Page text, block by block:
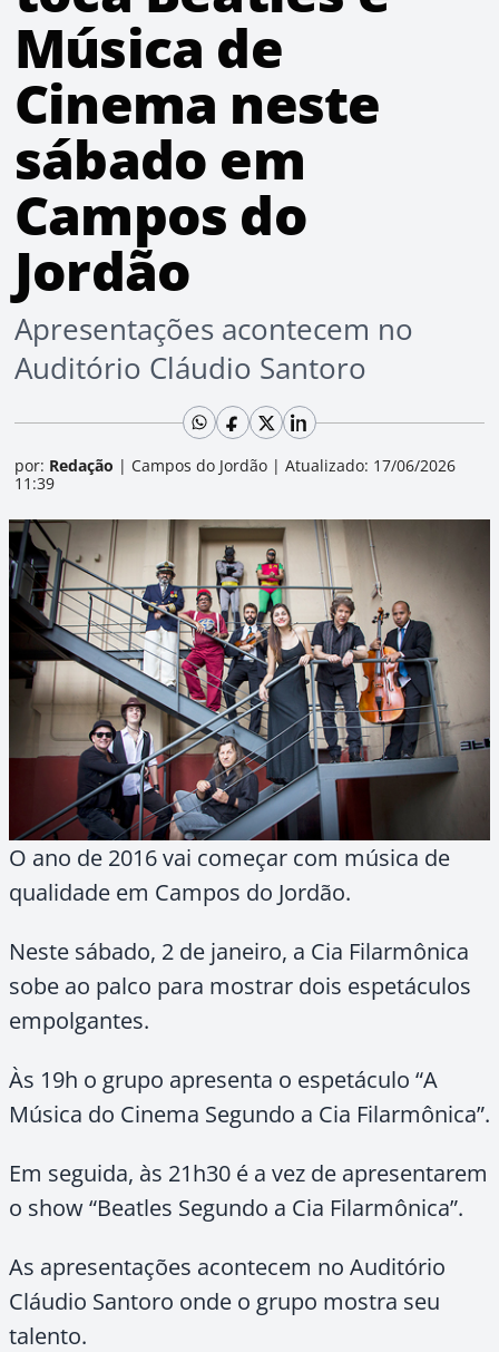
Música de
Cinema neste
sábado em
Campos do
Jordão
Apresentações acontecem no
Auditório Cláudio Santoro
por: Redação | Campos do Jordão | Atualizado: 17/06/2026
11:39
O ano de 2016 vai começar com música de
qualidade em Campos do Jordão.
Neste sábado, 2 de janeiro, a Cia Filarmônica
sobe ao palco para mostrar dois espetáculos
empolgantes.
Às 19h o grupo apresenta o espetáculo “A
Música do Cinema Segundo a Cia Filarmônica”.
Em seguida, às 21h30 é a vez de apresentarem
o show “Beatles Segundo a Cia Filarmônica”.
As apresentações acontecem no Auditório
Cláudio Santoro onde o grupo mostra seu
talento.